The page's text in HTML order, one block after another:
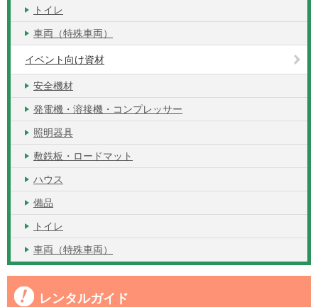
トイレ
車両（特殊車両）
イベント向け資材
安全機材
発電機・溶接機・コンプレッサー
照明器具
敷鉄板・ロードマット
ハウス
備品
トイレ
車両（特殊車両）
レンタルガイド